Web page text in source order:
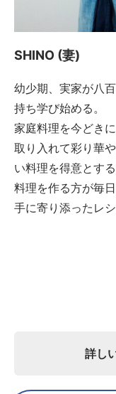
SHINO (妻)
幼少期、実家が八
持ち学び始める。
家庭料理を今どき
取り入れて彩り華
い料理を得意とする
料理を作る方が毎
手に寄り添ったレ
詳し